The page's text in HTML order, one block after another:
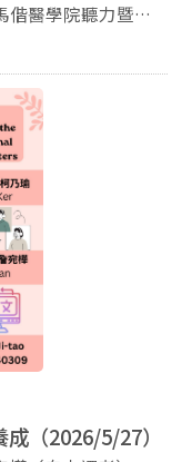
（2026/5/27）